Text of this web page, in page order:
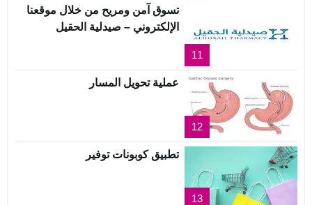
11
تسوق آمن ومريح من خلال موقعنا
الإلكتروني – صيدلية الحقيل
12
عملية تحويل المسار
13
تطبيق كوبونات توفير